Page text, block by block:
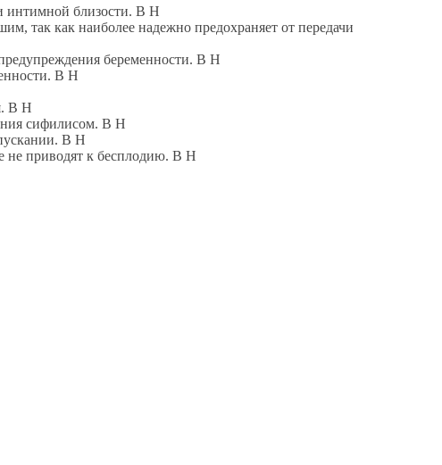
интимной близости. В Н
так как наиболее надежно предохраняет от передачи
беременности. В Н
В Н
В Н
сифилисом. В Н
В Н
приводят к бесплодию. В Н